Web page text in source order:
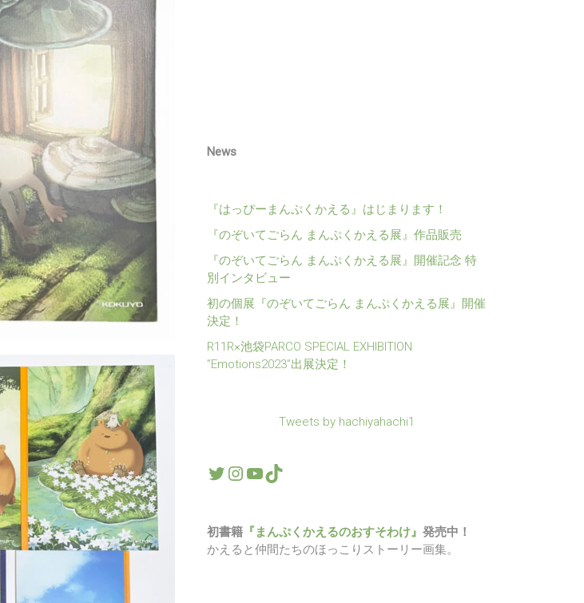
News
『はっぴーまんぷくかえる』はじまります！
『のぞいてごらん まんぷくかえる展』作品販売
『のぞいてごらん まんぷくかえる展』開催記念 特
別インタビュー
初の個展『のぞいてごらん まんぷくかえる展』開催
決定！
R11R×池袋PARCO SPECIAL EXHIBITION
”Emotions2023”出展決定！
Tweets by hachiyahachi1
Twitter
Instagram
YouTube
初書籍 『まんぷくかえるのおすそわけ』 発売中！
かえると仲間たちのほっこりストーリー画集。